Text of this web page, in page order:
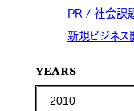
PR / 社会課
新規ビジネス
YEARS